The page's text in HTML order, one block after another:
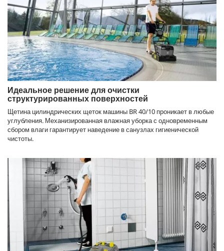
Идеальное решение для очистки
структурированных поверхностей
Щетина цилиндрических щеток машины BR 40/10 проникает в любые
углубления. Механизированная влажная уборка с одновременным
сбором влаги гарантирует наведение в санузлах гигиенической
чистоты.